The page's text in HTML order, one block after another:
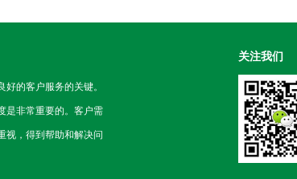
的客户服务的关键。
是非常重要的。客户需
视，得到帮助和解决问
关注我们